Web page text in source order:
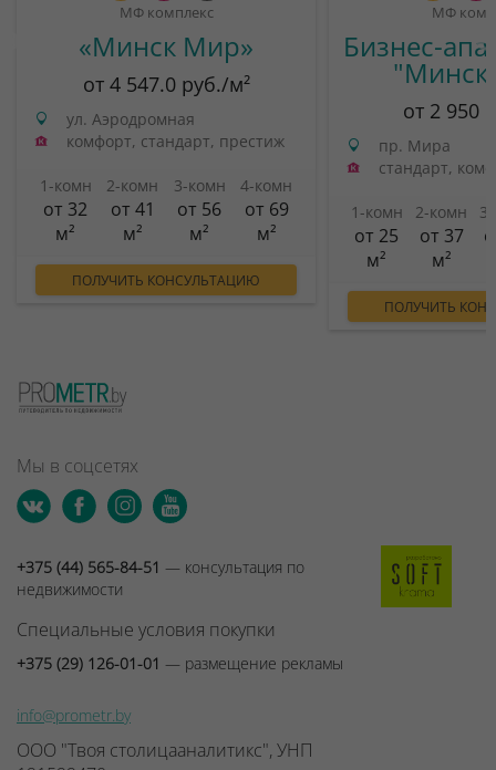
МФ комплекс
«Минск Мир»
от 4 547.0 руб./м²
ул. Аэродромная
комфорт, стандарт, престиж
1-комн
от 32
м²
2-комн
от 41
м²
3-комн
от 56
м²
4-комн
от 69
м²
ПОЛУЧИТЬ КОНСУЛЬТАЦИЮ
МФ
Бизнес-
от 2 950
пр. Мира
стандарт,
1-комн
от 25
м²
2-комн
от 37
м²
ПОЛУЧИТЬ
Мы в соцсетях
+375 (44) 565-84-51 — консультация по
недвижимости
Специальные условия покупки
+375 (29) 126-01-01 — размещение рекламы
info@prometr.by
ООО "Твоя столицааналитикс", УНП